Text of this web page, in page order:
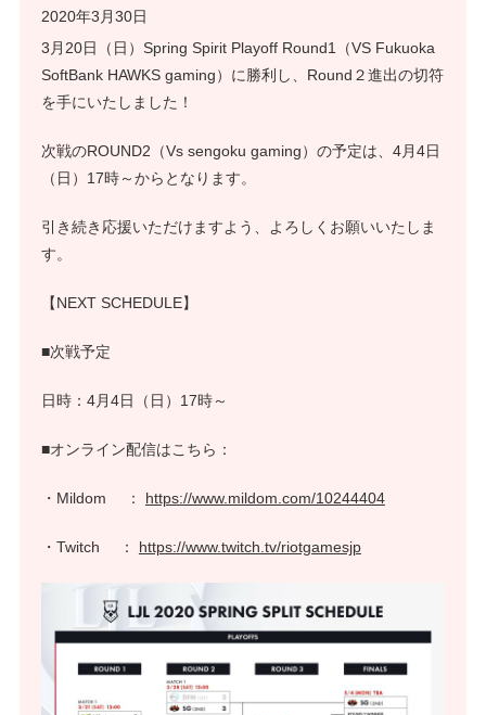
2020年3月30日
3月20日（日）Spring Spirit Playoff Round1（VS Fukuoka
SoftBank HAWKS gaming）に勝利し、Round２進出の切符
を手にいたしました！
次戦のROUND2（Vs sengoku gaming）の予定は、4月4日
（日）17時～からとなります。
引き続き応援いただけますよう、よろしくお願いいたしま
す。
【NEXT SCHEDULE】
■次戦予定
日時：4月4日（日）17時～
■オンライン配信はこちら：
・Mildom ： https://www.mildom.com/10244404
・Twitch ： https://www.twitch.tv/riotgamesjp